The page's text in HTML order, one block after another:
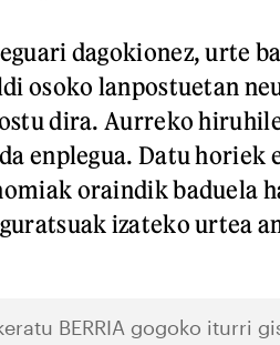
dagokionez, urte
osoko lanpostuetan
dira. Aurreko
enplegua. Datu horiek
oraindik baduela
izateko urtea
BERRIA gogoko iturri